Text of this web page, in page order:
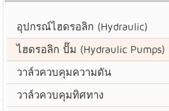
อุปกรณ์ไฮดรอลิก (Hydraulic)
ไฮดรอลิก ปั๊ม (Hydraulic Pumps)
วาล์วควบคุมความดัน
วาล์วควบคุมทิศทาง